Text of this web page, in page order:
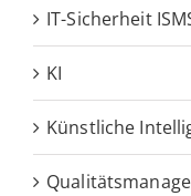
IT-Sicherheit
KI
Künstliche